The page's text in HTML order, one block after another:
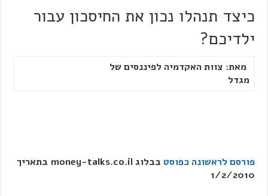
כיצד תנהלו נכון את החיסכון עבור
ילדיכם?
מאת: צוות האקדמיה לפיננסים של
מגדל
פורסם לראשונה כפוסט בבלוגmoney-talks.co.il בתאריך
1/2/2010